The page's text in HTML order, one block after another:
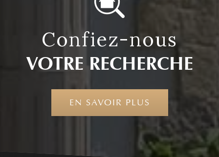
confiez-nous
VOTRE RECHERCHE
EN SAVOIR PLUS